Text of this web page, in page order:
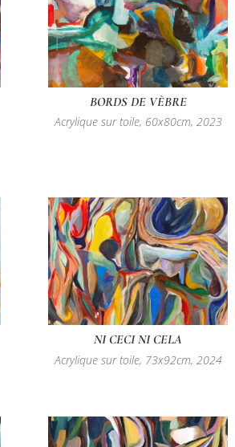
BORDS DE VÈBRE
Acrylique sur toile, 60x80cm, 2023
NI CECI NI CELA
Acrylique sur toile, 73x92cm, 2024